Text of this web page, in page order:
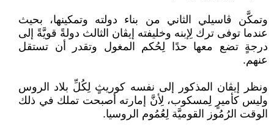
وتمكَّن ڤاسيلي الثاني من بناء دولته وتمكينها، بحيث
عندما توفى ترك لِإبنه وخليفته إيڤان الثالث دولةً قويَّةً إلى
درجةٍ تضع معها حدًا لِحُكم المغول وتقدر أن تستقل
عنهم.
ونظر إيڤان المذكور إلى نفسه كوريثٍ لِكُلِّ بلاد الروس
وليس كأميرٍ لِمسكوب، لِأنَّ إمارته أصبحت تملك في ذلك
الوقت الرُمُوز القوميَّة لِعُمُوم الروسيا.